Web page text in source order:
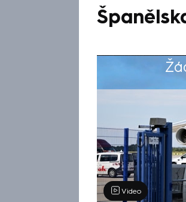
Výběr
Video